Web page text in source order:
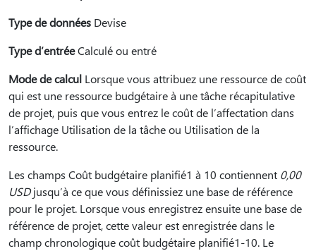
Type de données Devise
Type d’entréeCalculé ou entré
Mode de calcul Lorsque vous attribuez une ressource de coût
qui est une ressource budgétaire à une tâche récapitulative
de projet, puis que vous entrez le coût de l’affectation dans
l’affichage Utilisation de la tâche ou Utilisation de la
ressource.
Les champs Coût budgétaire planifié1 à 10 contiennent 0,00
USDjusqu’à ce que vous définissiez une base de référence
pour le projet. Lorsque vous enregistrez ensuite une base de
référence de projet, cette valeur est enregistrée dans le
champ chronologique coût budgétaire planifié1-10. Le